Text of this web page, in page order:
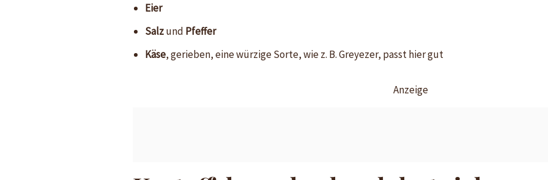
Eier
Salzund Pfeffer
Käse, gerieben, eine würzige Sorte, wie z. B. Greyezer, passt hier gut
Anzeige